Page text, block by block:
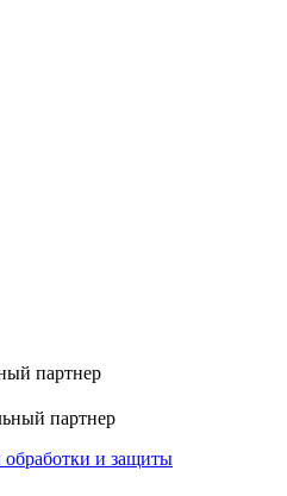
партнер
партнер
и защиты